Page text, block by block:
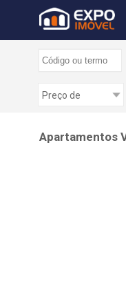
Apartamentos